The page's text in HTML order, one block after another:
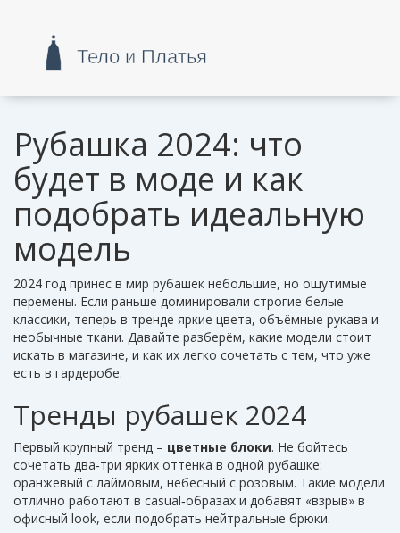
Рубашка 2024: что
будет в моде и как
подобрать идеальную
модель
2024 год принес в мир рубашек небольшие, но ощутимые
перемены. Если раньше доминировали строгие белые
классики, теперь в тренде яркие цвета, объёмные рукава и
необычные ткани. Давайте разберём, какие модели стоит
искать в магазине, и как их легко сочетать с тем, что уже
есть в гардеробе.
Тренды рубашек 2024
Первый крупный тренд – цветные блоки. Не бойтесь
сочетать два‑три ярких оттенка в одной рубашке:
оранжевый с лаймовым, небесный с розовым. Такие модели
отлично работают в casual‑образах и добавят «взрыв» в
офисный look, если подобрать нейтральные брюки.